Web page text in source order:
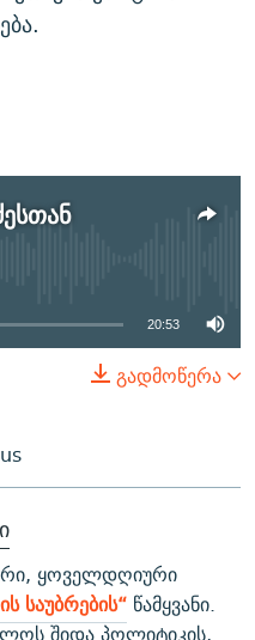
currently
20:53
გადმოწერა
ყოველდღიური
საუბრების“ წამყვანი.